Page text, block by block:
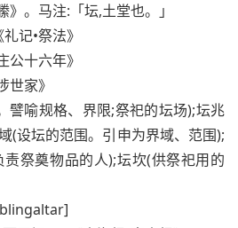
》。马注:「坛,土堂也。」
记•祭法》
公十六年》
世家》
譬喻规格、界限;祭祀的坛场);坛兆
(设坛的范围。引申为界域、范围);
祭奠物品的人);坛坎(供祭祀用的